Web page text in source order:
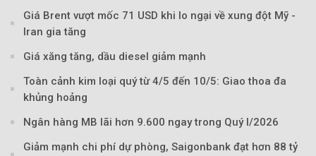
Giá Brent vượt mốc 71 USD khi lo ngại về xung đột Mỹ -
Iran gia tăng
Giá xăng tăng, dầu diesel giảm mạnh
Toàn cảnh kim loại quý từ 4/5 đến 10/5: Giao thoa đa
khủng hoảng
Ngân hàng MB lãi hơn 9.600 ngay trong Quý I/2026
Giảm mạnh chi phí dự phòng, Saigonbank đạt hơn 88 tỷ